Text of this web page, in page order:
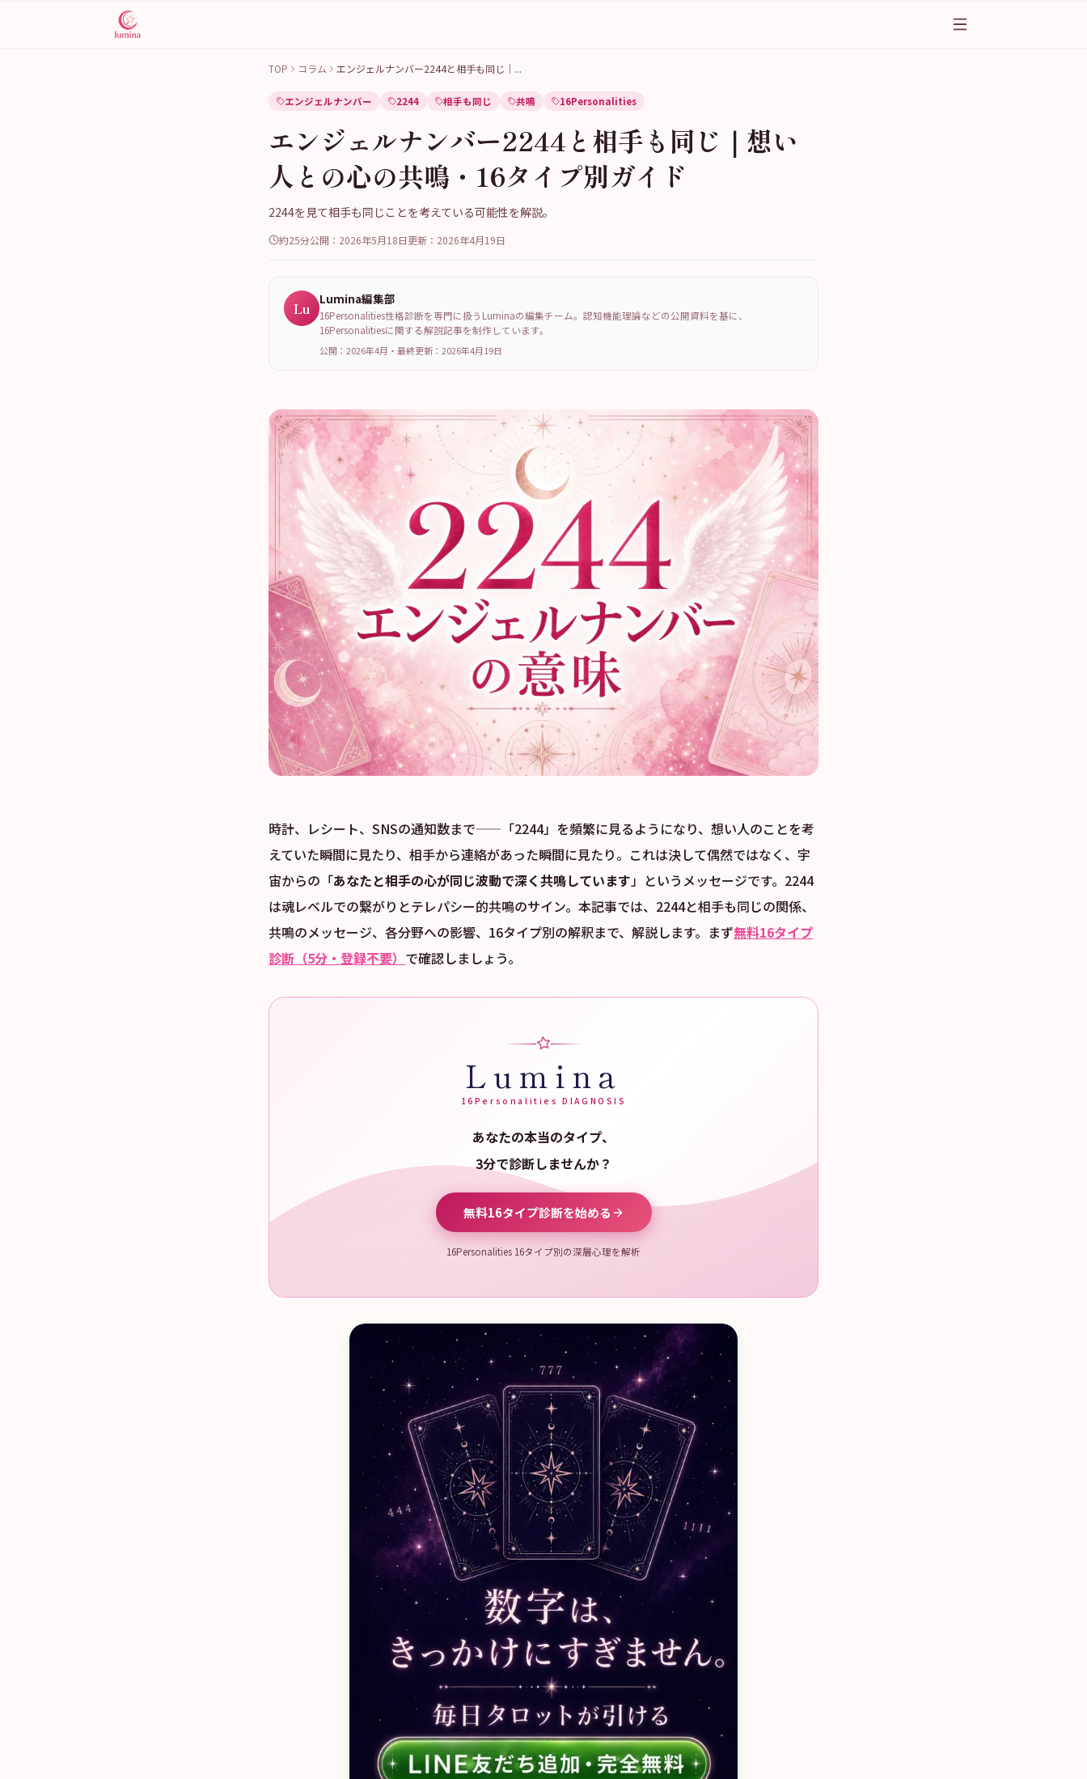
TOP コラム エンジェルナンバー2244と相手も同じ｜ ...
エンジェルナンバー 2244 相手も同じ 共鳴 16Personalities
エンジェルナンバー2244と相手も同じ｜想い
人との心の共鳴・16タイプ別ガイド
2244を見て相手も同じことを考えている可能性を解説。
約25分公開： 2026年5月18日更新： 2026年4月19日
Lu Lumina編集部
16Personalities性格診断を専門に扱うLuminaの編集チーム。認知機能理論などの公開資料を基に、
16Personalitiesに関する解説記事を制作しています。
公開：2026年4月 ・ 最終更新： 2026年4月19日
時計、レシート、SNSの通知数まで——「2244」を頻繁に見るようになり、想い人のことを考
えていた瞬間に見たり、相手から連絡があった瞬間に見たり。これは決して偶然ではなく、宇
宙からの「あなたと相手の心が同じ波動で深く共鳴しています」というメッセージです。2244
は魂レベルでの繋がりとテレパシー的共鳴のサイン。本記事では、2244と相手も同じの関係、
共鳴のメッセージ、各分野への影響、16タイプ別の解釈まで、解説します。まず無料16タイプ
診断（5分・登録不要） で確認しましょう。
Lumina
16Personalities DIAGNOSIS
あなたの本当のタイプ、
3分で診断しませんか？
無料16タイプ診断を始める
16Personalities 16タイプ別の深層心理を解析